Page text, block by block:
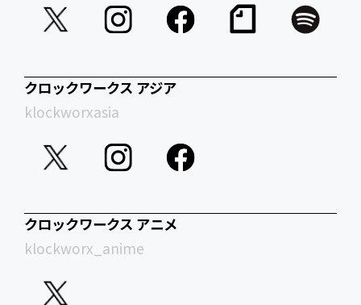
クロックワークス アジア
klockworxasia
クロックワークス アニメ
klockworx_anime